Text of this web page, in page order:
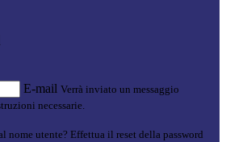
E-mail Verrà inviato un messaggio
necessarie.
nome utente? Effettua il reset della password